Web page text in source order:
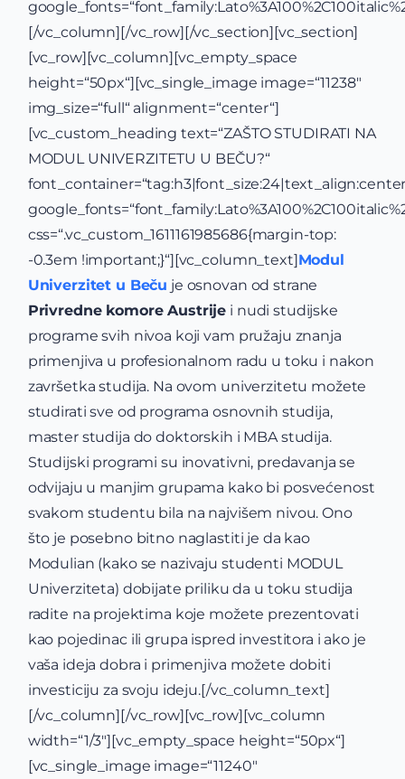
[/vc_column][/vc_row][/vc_section][vc_section]
[vc_row][vc_column][vc_empty_space
height=“50px“][vc_single_image image=“11238″
img_size=“full“ alignment=“center“]
[vc_custom_heading text=“ZAŠTO STUDIRATI NA
MODUL UNIVERZITETU U BEČU?“
css=“.vc_custom_1611161985686{margin-top:
-0.3em !important;}“][vc_column_text]Modul
Univerzitet u Beču je osnovan od strane
Privredne komore Austrije i nudi studijske
programe svih nivoa koji vam pružaju znanja
primenjiva u profesionalnom radu u toku i nakon
završetka studija. Na ovom univerzitetu možete
studirati sve od programa osnovnih studija,
master studija do doktorskih i MBA studija.
Studijski programi su inovativni, predavanja se
odvijaju u manjim grupama kako bi posvećenost
svakom studentu bila na najvišem nivou. Ono
što je posebno bitno naglastiti je da kao
Modulian (kako se nazivaju studenti MODUL
Univerziteta) dobijate priliku da u toku studija
radite na projektima koje možete prezentovati
kao pojedinac ili grupa ispred investitora i ako je
vaša ideja dobra i primenjiva možete dobiti
investiciju za svoju ideju.[/vc_column_text]
[/vc_column][/vc_row][vc_row][vc_column
width=“1/3″][vc_empty_space height=“50px“]
[vc_single_image image=“11240″